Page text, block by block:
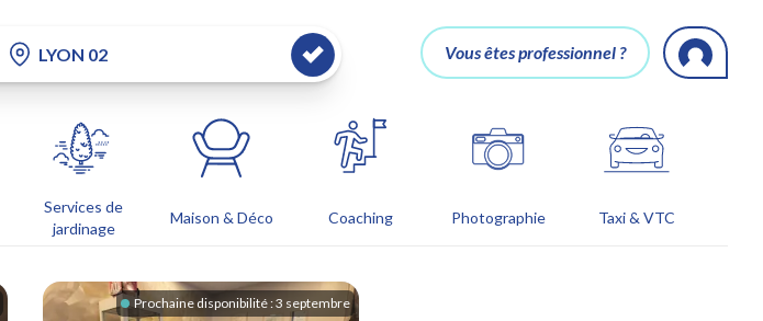
Vous êtes professionnel ?
Services de
jardinage
Maison & Déco Coaching Photographie Taxi & VTC
Prochaine disponibilité :3 septembre